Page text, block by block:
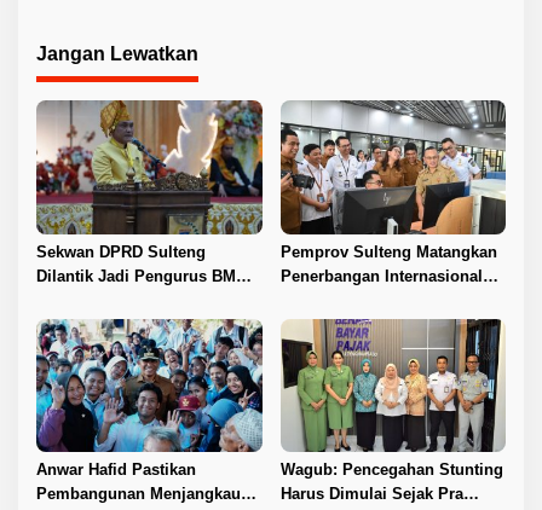
Jangan Lewatkan
Sekwan DPRD Sulteng
Dilantik Jadi Pengurus BMA
Pemprov Sulteng Matangkan
Penerbangan Internasional
Anwar Hafid Pastikan
Pembangunan Menjangkau
Wagub: Pencegahan Stunting
Harus Dimulai Sejak Pra